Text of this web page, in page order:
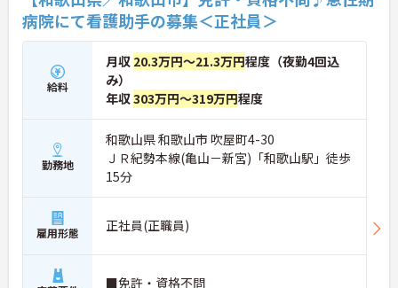
病院にて看護助手の募集＜正社員＞
給料
月収 20.3万円～21.3万円程度（夜勤4回込
み）
年収303万円～319万円程度
勤務地
和歌山県 和歌山市 吹屋町4-30
ＪＲ紀勢本線(亀山－新宮)「和歌山駅」徒歩
15分
雇用形態 正社員(正職員)
■免許・資格不問